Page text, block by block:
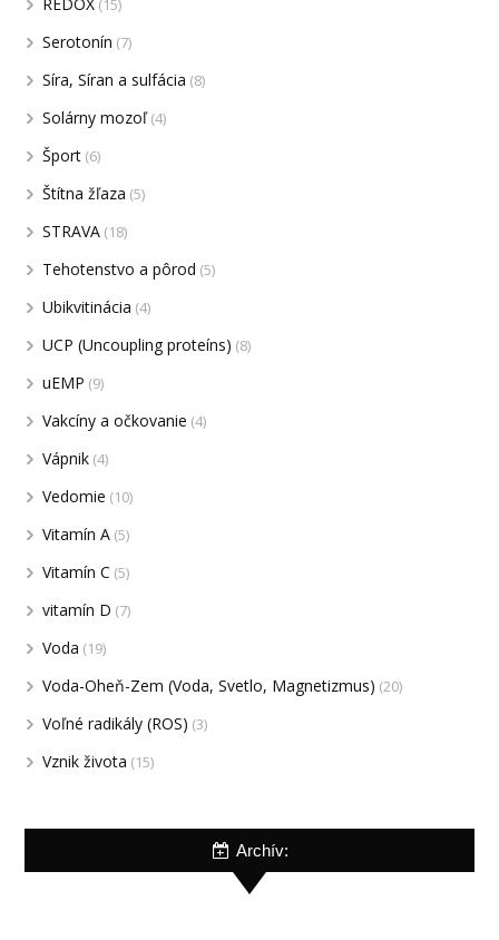
(15)
Serotonín (7)
Síra, Síran a sulfácia (8)
Solárny mozoľ(4)
Šport (6)
Štítna žľaza (5)
STRAVA (18)
Tehotenstvo a pôrod (5)
Ubikvitinácia (4)
UCP (Uncoupling proteíns) (8)
uEMP (9)
Vakcíny a očkovanie (4)
Vápnik (4)
Vedomie (10)
Vitamín A (5)
Vitamín C (5)
vitamín D (7)
Voda (19)
Voda-Oheň-Zem (Voda, Svetlo, Magnetizmus) (20)
Voľné radikály (ROS) (3)
Vznik života (15)
Archív: